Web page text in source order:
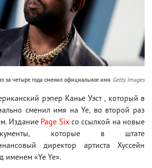
за четыре года сменил официальное имя Getty Images
рэпер Канье Уэст , который в
сменил имя на Ye, во второй раз
Издание Page Sixсо ссылкой на новые
которые в штате
директор артиста Хуссейн
именем «Ye Ye».